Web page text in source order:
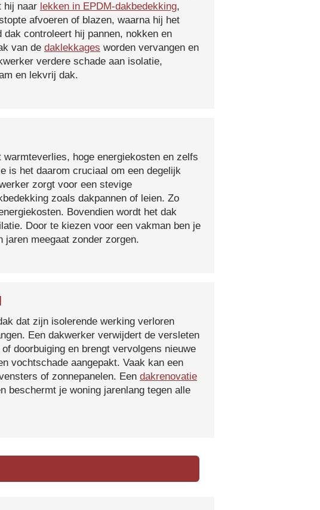
hij naar lekken in EPDM-dakbedekking,
afvoeren of blazen, waarna hij het
controleert hij pannen, nokken en
van de daklekkages worden vervangen en
verdere schade aan isolatie,
en lekvrij dak.
hoge energiekosten en zelfs
is het daarom cruciaal om een degelijk
zorgt voor een stevige
zoals dakpannen of leien. Zo
Bovendien wordt het dak
Door te kiezen voor een vakman ben je
meegaat zonder zorgen.
dat zijn isolerende werking verloren
Een dakwerker verwijdert de versleten
doorbuiging en brengt vervolgens nieuwe
vochtschade aangepakt. Vaak kan een
of zonnepanelen. Een dakrenovatie
beschermt je woning jarenlang tegen alle